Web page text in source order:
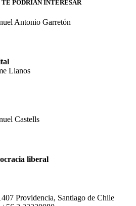
TE PODRÍAN INTERESAR
liberal
Providencia, Santiago de Chile